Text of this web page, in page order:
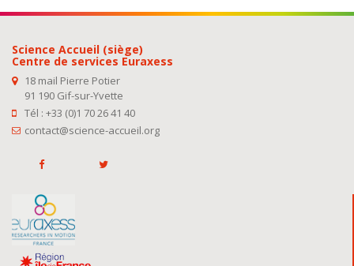
Science Accueil (siège)
Centre de services Euraxess
18 mail Pierre Potier
91 190 Gif-sur-Yvette
Tél : +33 (0)1 70 26 41 40
contact@science-accueil.org